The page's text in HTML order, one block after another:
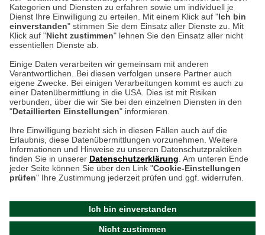
Kategorien und Diensten zu erfahren sowie um individuell je
Dienst Ihre Einwilligung zu erteilen. Mit einem Klick auf "Ich bin
einverstanden" stimmen Sie dem Einsatz aller Dienste zu. Mit
Klick auf "Nicht zustimmen" lehnen Sie den Einsatz aller nicht
essentiellen Dienste ab.
Einige Daten verarbeiten wir gemeinsam mit anderen
Verantwortlichen. Bei diesen verfolgen unsere Partner auch
eigene Zwecke. Bei einigen Verarbeitungen kommt es auch zu
einer Datenübermittlung in die USA. Dies ist mit Risiken
verbunden, über die wir Sie bei den einzelnen Diensten in den
"Detaillierten Einstellungen" informieren.
Ihre Einwilligung bezieht sich in diesen Fällen auch auf die
Erlaubnis, diese Datenübermittlungen vorzunehmen. Weitere
Informationen und Hinweise zu unseren Datenschutzpraktiken
finden Sie in unserer Datenschutzerklärung . Am unteren Ende
jeder Seite können Sie über den Link "Cookie-Einstellungen
prüfen" Ihre Zustimmung jederzeit prüfen und ggf. widerrufen.
Ich bin einverstanden
Nicht zustimmen
Montag bis Samstag 9:00 Uhr bis 18:00 Uhr
weitere Information
Hier finden Sie uns im Netz
AGB Rücksendung von Waren Datenschutz
Impressum
Kontakt
Zur Echtheit von Bewertungen
Hinweisgeber-Schutzgesetz
Barrierefreiheit unserer Website
am 06.08.2026 um 22:57
2024 THE BRITISH SHOP
Cookie-Einstellungen in Ihrem Browser
ACHTUNG!
Ihr Browser speichert aktuell keine Cookies!
Leider können Sie in diesem Fall unseren Online-Shop
Bitte stellen Sie sicher, dass Ihr Browser unsere funktionalen